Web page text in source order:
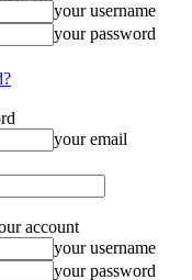
your username
your password
your email
account
your username
your password